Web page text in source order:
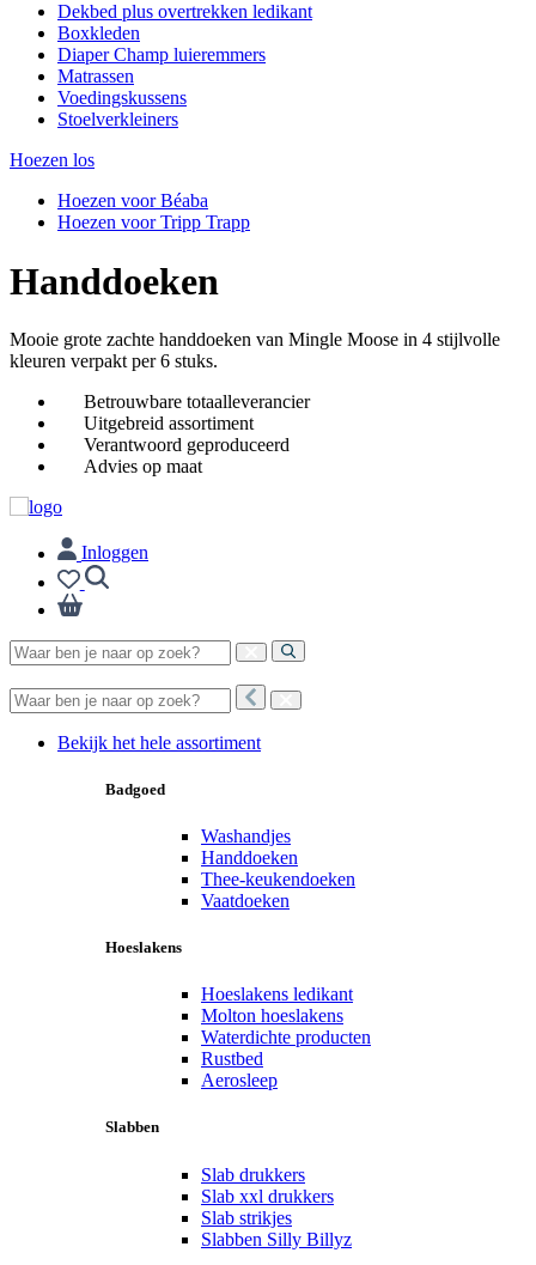
Dekbed plus overtrekken ledikant
Boxkleden
Diaper Champ luieremmers
Matrassen
Voedingskussens
Stoelverkleiners
Hoezen los
Hoezen voor Béaba
Hoezen voor Tripp Trapp
Handdoeken
Mooie grote zachte handdoeken van Mingle Moose in 4 stijlvolle
kleuren verpakt per 6 stuks.
Betrouwbare totaalleverancier
Uitgebreid assortiment
Verantwoord geproduceerd
Advies op maat
Inloggen
Bekijk het hele assortiment
Badgoed
Washandjes
Handdoeken
Thee-keukendoeken
Vaatdoeken
Hoeslakens
Hoeslakens ledikant
Molton hoeslakens
Waterdichte producten
Rustbed
Aerosleep
Slabben
Slab drukkers
Slab xxl drukkers
Slab strikjes
Slabben Silly Billyz